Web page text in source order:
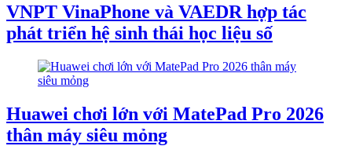
VNPT VinaPhone và VAEDR hợp tác
phát triển hệ sinh thái học liệu số
Huawei chơi lớn với MatePad Pro 2026
thân máy siêu mỏng